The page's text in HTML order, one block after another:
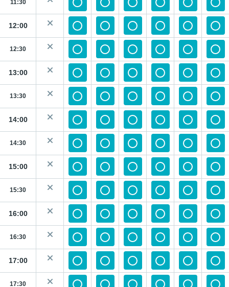
11:30
12:00
12:30
13:00
13:30
14:00
14:30
15:00
15:30
16:00
16:30
17:00
17:30